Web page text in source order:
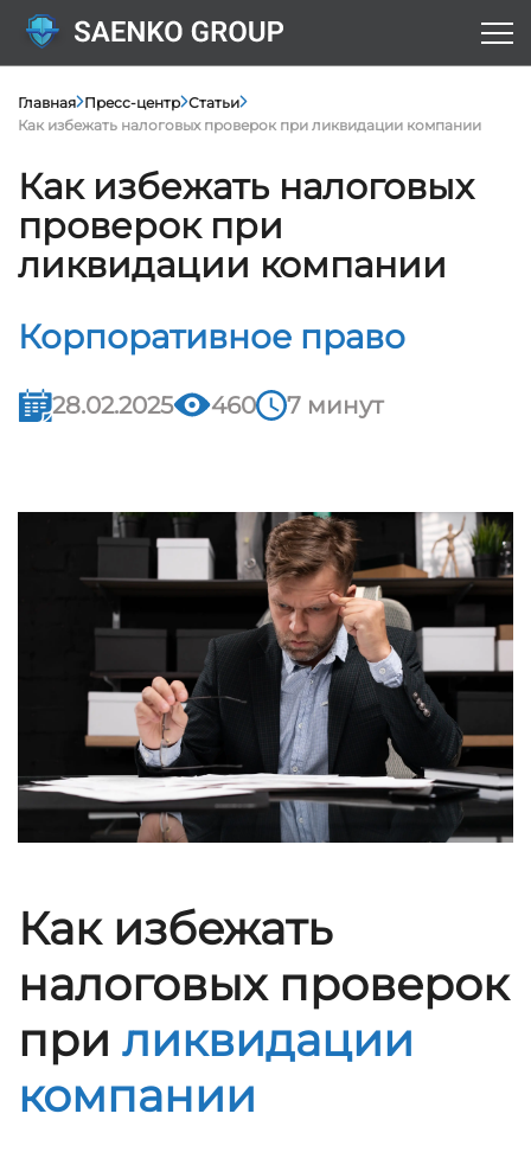
Главная Пресс-центр Статьи
Как избежать налоговых проверок при ликвидации компании
Как избежать налоговых
проверок при
ликвидации компании
Корпоративное право
28.02.2025 460 7 минут
Как избежать
налоговых проверок
при ликвидации
компании